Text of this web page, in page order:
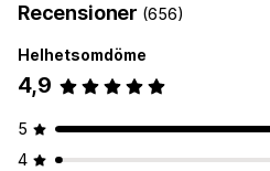
Recensioner (656)
Helhetsomdöme
4,9
5
4